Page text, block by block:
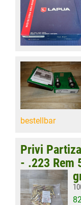
bestellbar
Privi
- .223 Rem